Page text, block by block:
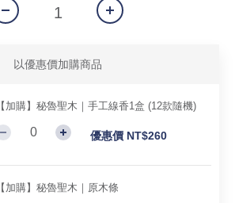
以優惠價加購商品
【加購】秘魯聖木｜手工線香1盒 (12款隨機)
優惠價 NT$260
【加購】秘魯聖木｜原木條